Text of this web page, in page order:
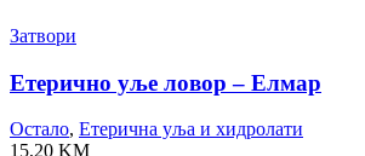
Затвори
Етерично уље ловор – Елмар
Остало, Етерична уља и хидролати
15,20 KM